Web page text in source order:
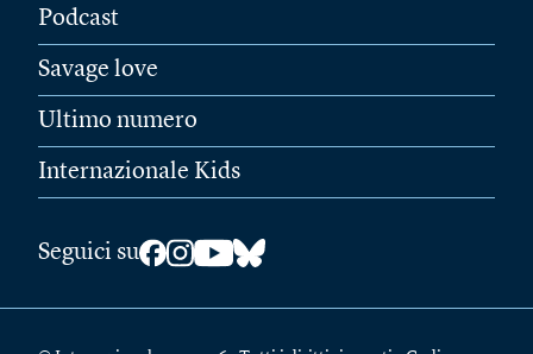
Podcast
Savage love
Ultimo numero
Internazionale Kids
Seguici su